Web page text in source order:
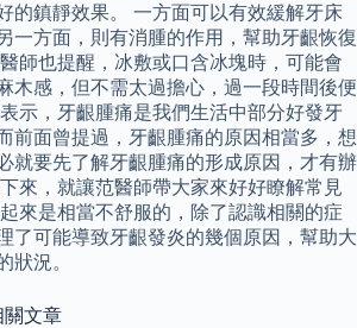
的鎮靜效果。 一方面可以有效緩解牙床
一方面，則有消腫的作用，幫助牙齦恢復
師也提醒，冰敷或口含冰塊時，可能會
木感，但不需太過擔心，過一段時間後便
示，牙齦腫痛是我們生活中部分好發牙
前面曾提過，牙齦腫痛的原因相當多，想
就要先了解牙齦腫痛的形成原因，才有辦
來，就讓范醫師帶大家來好好瞭解常見
來是相當不舒服的，除了認識相關的症
了可能導致牙齦發炎的幾個原因，幫助大
狀況。
關文章